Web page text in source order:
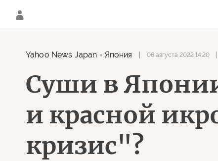
Yahoo News Japan Япония 06 августа 2022 14:20
Суши в
и красной
кризис"?